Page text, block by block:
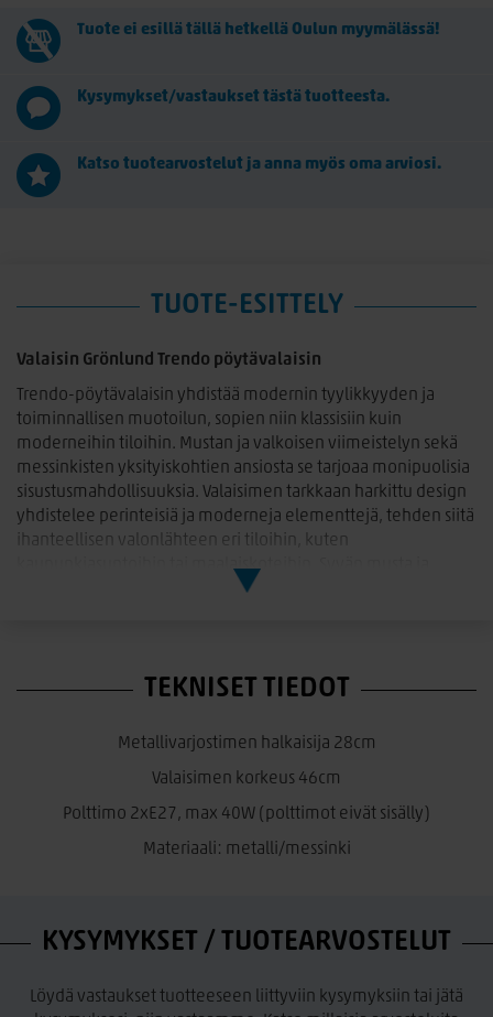
Tuote ei esillä tällä hetkellä Oulun myymälässä!
Kysymykset/vastaukset tästä tuotteesta.
Katso tuotearvostelut ja anna myös oma arviosi.
TUOTE-ESITTELY
Valaisin Grönlund Trendo pöytävalaisin
Trendo-pöytävalaisin yhdistää modernin tyylikkyyden ja
toiminnallisen muotoilun, sopien niin klassisiin kuin
moderneihin tiloihin. Mustan ja valkoisen viimeistelyn sekä
messinkisten yksityiskohtien ansiosta se tarjoaa monipuolisia
sisustusmahdollisuuksia. Valaisimen tarkkaan harkittu design
yhdistelee perinteisiä ja moderneja elementtejä, tehden siitä
ihanteellisen valonlähteen eri tiloihin, kuten
kaupunkiasuntoihin tai maalaiskoteihin. Syvän musta ja
puhdas valkoinen viimeistely messinkiyksityiskohtien kanssa
TEKNISET TIEDOT
Metallivarjostimen halkaisija 28cm
Valaisimen korkeus 46cm
Polttimo 2xE27, max 40W (polttimot eivät sisälly)
Materiaali: metalli/messinki
KYSYMYKSET / TUOTEARVOSTELUT
Löydä vastaukset tuotteeseen liittyviin kysymyksiin tai jätä